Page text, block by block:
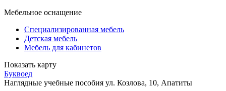
Мебельное оснащение
Специализированная мебель
Детская мебель
Мебель для кабинетов
Показать карту
Буквоед
Наглядные учебные пособия ул. Козлова, 10, Апатиты